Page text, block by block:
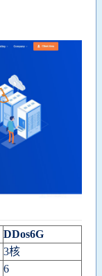
DDos6G
3核
6